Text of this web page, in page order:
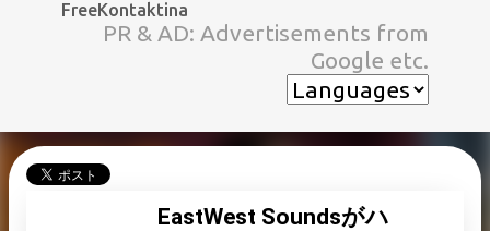
スキップしてメイン コンテンツに移動
FreeKontaktina
PR & AD: Advertisements from
Google etc.
EastWest Soundsがハ